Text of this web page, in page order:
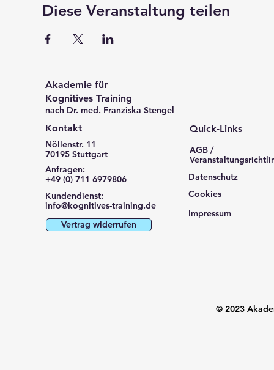
Diese Veranstaltung teilen
Akademie für
Kognitives Training
nach Dr. med. Franziska Stengel
Kontakt
Nöllenstr. 11
70195 Stuttgart
Anfragen:
+49 (0) 711 6979806
Kundendienst:
info@kognitives-training.de
Vertrag widerrufen
Quick-Links
AGB /
Datenschutz
Cookies
Impressum
© 2023